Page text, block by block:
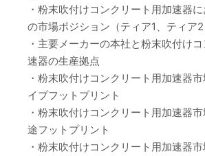
・粉末吹付けコンクリート用加速器
の市場ポジション（ティア1、ティア2
・主要メーカーの本社と粉末吹付け
速器の生産拠点
・粉末吹付けコンクリート用加速器
イプフットプリント
・粉末吹付けコンクリート用加速器
途フットプリント
・粉末吹付けコンクリート用加速器